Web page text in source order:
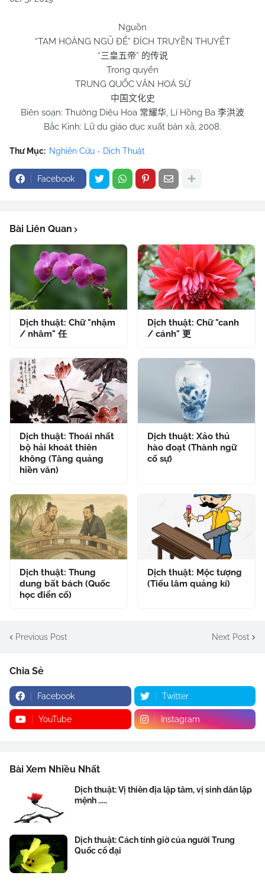
Nguồn
“TAM HOÀNG NGŨ ĐẾ” ĐÍCH TRUYỀN THUYẾT
“三皇五帝” 的传说
Trong quyển
TRUNG QUỐC VĂN HOÁ SỬ
中国文化史
Biên soạn: Thường Diệu Hoa 常耀华, Lí Hồng Ba 李洪波
Bắc Kinh: Lữ du giáo dục xuất bản xã, 2008.
Thư Mục: Nghiên Cứu - Dịch Thuật
Facebook
Bài Liên Quan
Dịch thuật: Chữ "nhậm
/ nhâm" 任
Dịch thuật: Chữ "canh
/ cánh" 更
Dịch thuật: Thoái nhất
bộ hải khoát thiên
không (Tăng quảng
hiền văn)
Dịch thuật: Xảo thủ
hào đoạt (Thành ngữ
cố sự)
Dịch thuật: Thung
dung bất bách (Quốc
học điển cố)
Dịch thuật: Mộc tượng
(Tiếu lâm quảng kí)
Previous Post Next Post
Chia Sẻ
Facebook Twitter
YouTube Instagram
Bài Xem Nhiều Nhất
Dịch thuật: Vị thiên địa lập tâm, vị sinh dân lập
mệnh .....
Dịch thuật: Cách tính giờ của người Trung
Quốc cổ đại